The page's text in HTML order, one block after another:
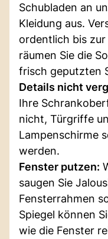
Schubladen an
Kleidung aus.
ordentlich bis
räumen Sie die
frisch geputzten
Details nicht
Ihre
nicht, Türgriffe
Lampenschirme
werden.
Fenster putzen:
saugen Sie
Fensterrahmen
Spiegel können
wie die Fenster